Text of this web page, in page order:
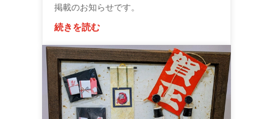
掲載のお知らせです。
続きを読む